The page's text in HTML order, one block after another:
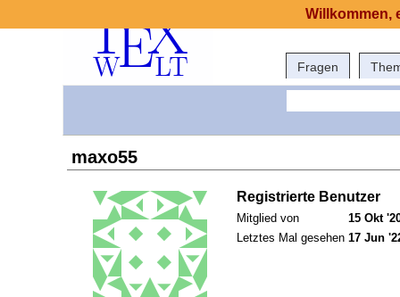
Fragen
maxo55
Registrierte Benutzer
Mitglied von
15 Okt
Letztes Mal gesehen 17 Jun
Willkommen,